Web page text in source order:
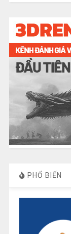
PHỔ BIẾN